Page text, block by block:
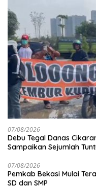
07/08/2026
Debu Tegal Danas
Sampaikan Sejumlah
07/08/2026
Pemkab Bekasi Mulai
SD dan SMP